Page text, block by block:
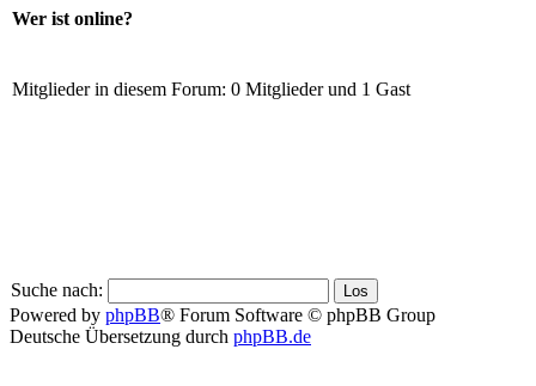
Wer ist online?
Mitglieder in diesem Forum: 0 Mitglieder und 1 Gast
Suche nach:
Powered by phpBB® Forum Software © phpBB Group
Deutsche Übersetzung durch phpBB.de